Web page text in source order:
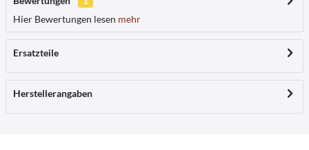
Hier Bewertungen lesen mehr
Ersatzteile
Herstellerangaben